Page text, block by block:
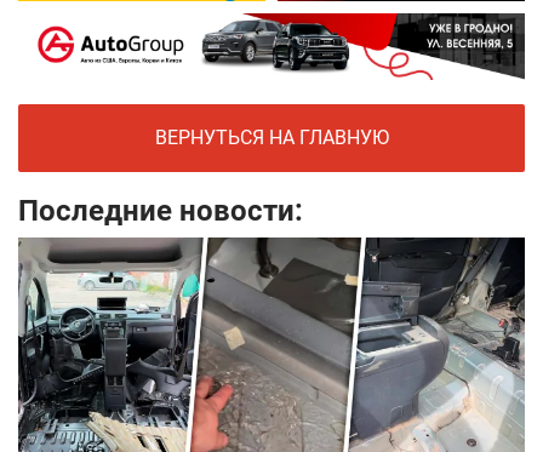
ВЕРНУТЬСЯ НА ГЛАВНУЮ
Последние новости: